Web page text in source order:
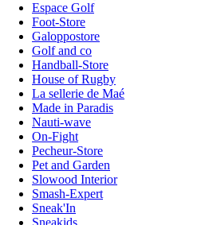
Espace Golf
Foot-Store
Galoppostore
Golf and co
Handball-Store
House of Rugby
La sellerie de Maé
Made in Paradis
Nauti-wave
On-Fight
Pecheur-Store
Pet and Garden
Slowood Interior
Smash-Expert
Sneak'In